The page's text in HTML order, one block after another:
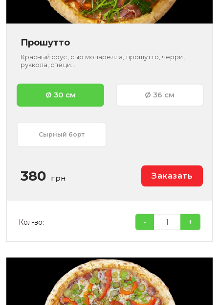
Прошутто
Красный соус, сыр моцарелла, прошутто, черри,
руккола, специ...
Ø 30 см Ø 36 см
Сырный борт
380 грн Заказать
Кол-во: - +